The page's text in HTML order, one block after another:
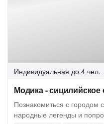
Индивидуальная до 4 чел.
Модика - сицилийское
Познакомиться с городом
народные легенды и